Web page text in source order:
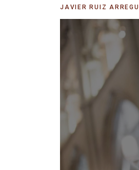
JAVIER RUIZ ARREGUI